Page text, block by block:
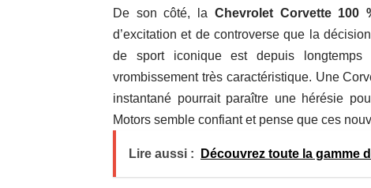
De son côté, la Chevrolet Corvette 100
d’excitation et de controverse que la
de sport iconique est depuis
vrombissement très caractéristique. Une
instantané pourrait paraître une hérésie
Motors semble confiant et pense que ces
Lire aussi : Découvrez toute la gamme